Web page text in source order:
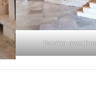
Escalier avec